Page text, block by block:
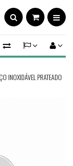
INOXIDÁVEL PRATEADO